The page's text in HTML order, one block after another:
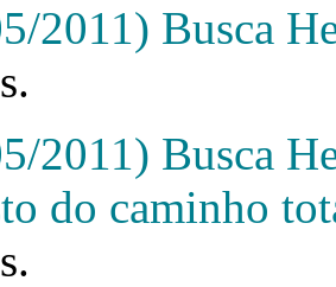
2011) Busca
2011) Busca
do caminho